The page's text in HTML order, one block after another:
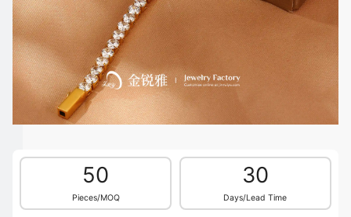
50
Pieces/MOQ
30
Days/Lead Time